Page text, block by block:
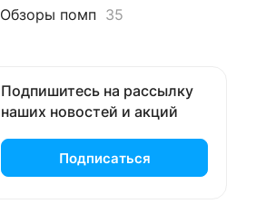
Обзоры помп 35
Подпишитесь на рассылку
наших новостей и акций
Подписаться